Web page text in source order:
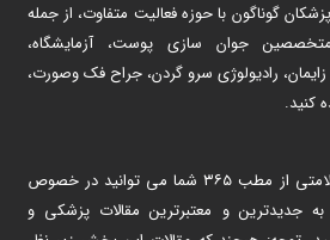
گوناگون با حوزه فعالیت متفاوت، از جمله
جوان سازی پوست، آزمایشگاه،
رادیولوژی سرو گردن، جراح فک وصورت،
کنید.
در بخش مجله پزشکی و سلامتی از مطب ۳۶۵ شما می توانید در خصوص
جدیدترین و معتبرترین مقالات پزشکی و